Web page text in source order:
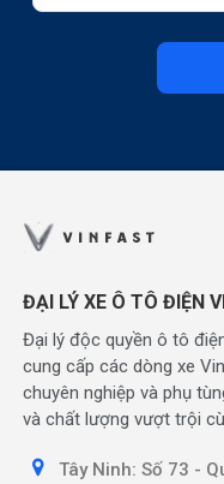
ĐẠI LÝ XE Ô TÔ ĐIỆN
Đại lý độc quyền ô tô
cung cấp các dòng xe
chuyên nghiệp và phụ
và chất lượng vượt trội
Tây Ninh: Số 73 -